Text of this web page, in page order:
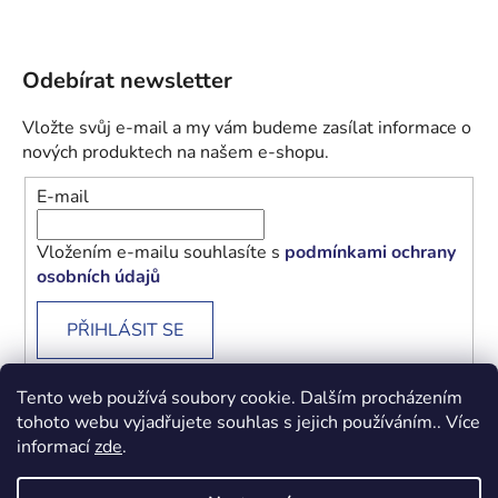
Tento web používá soubory cookie. Dalším procházením
tohoto webu vyjadřujete souhlas s jejich používáním.. Více
informacízde.
Odebírat newsletter
Vložte svůj e-mail a my vám budeme zasílat informace o
nových produktech na našem e-shopu.
E-mail
Vložením e-mailu souhlasíte s podmínkami ochrany
osobních údajů
PŘIHLÁSIT SE
Obchodní podmínky Podmínky ochrany osobních údajů